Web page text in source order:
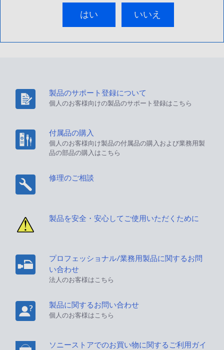
はい いいえ
製品のサポート登録について
個人のお客様向けの製品のサポート登録はこちら
付属品の購入
個人のお客様向け製品の付属品の購入および業務用製
品の部品の購入はこちら
修理のご相談
製品を安全・安心してご使用いただくために
プロフェッショナル/業務用製品に関するお問
い合わせ
法人のお客様はこちら
製品に関するお問い合わせ
個人のお客様はこちら
ソニーストアでのお買い物に関するご利用ガイ